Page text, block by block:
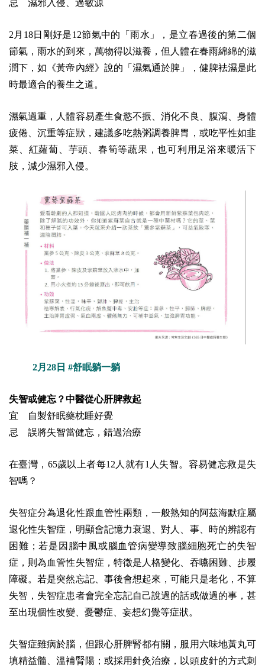
忌 濕邪入侵、過敏源
2月18日剛好是12節氣中的「雨水」，是立春過後的第二個
節氣，雨水的到來，萬物得以滋養，但人體在春雨綿綿的滋
潤下，如《黃帝內經》說的「濕氣通於脾」，健脾袪濕是此
時最適合的養生之道。
濕氣過重，人體容易產生食慾不振、消化不良、腹瀉、身體
疲倦、沉重等症狀，建議多吃熱粥調養脾胃，或吃平性如韭
菜、紅蘿蔔、芋頭、春筍等蔬果，也可利用足浴來暖活下
肢，減少濕邪入侵。
2月28日 #舒眠躺一躺
失智或健忘？中醫從心肝脾救起
宜 自製舒眠藥枕睡好覺
忌 誤將失智當健忘，錯過治療
在臺灣，65歲以上者每12人就有1人失智。容易健忘救是失
智嗎？
失智症分為退化性跟血管性兩類，一般熟知的阿茲海默症屬
退化性失智症，明顯會記憶力衰退、對人、事、時的辨認有
困難；若是因腦中風或腦血管病變導致腦細胞死亡的失智
症，則為血管性失智症，特徵是人格變化、吞嚥困難、步履
障礙。若是突然忘記、事後會想起來，可能只是老化，不算
失智，失智症患者會完全忘記自己說過的話或做過的事，甚
至出現個性改變、憂鬱症、妄想幻覺等症狀。
失智症雖病於腦，但跟心肝脾腎都有關，服用六味地黃丸可
填精益髓、溫補腎陽；或採用針灸治療，以頭皮針的方式刺